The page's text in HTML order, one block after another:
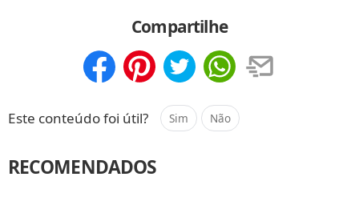
Compartilhe
Este conteúdo foi útil? Sim Não
RECOMENDADOS